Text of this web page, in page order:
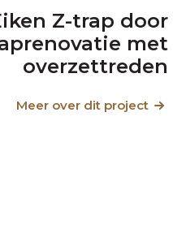
Z-trap door
met
overzettreden
Meer over dit project